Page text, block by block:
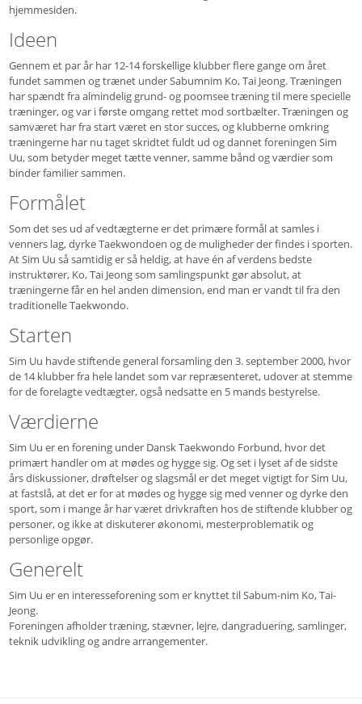
hjemmesiden.
Ideen
Gennem et par år har 12-14 forskellige klubber flere gange om året
fundet sammen og trænet under Sabumnim Ko, Tai Jeong. Træningen
har spændt fra almindelig grund- og poomsee træning til mere specielle
træninger, og var i første omgang rettet mod sortbælter. Træningen og
samværet har fra start været en stor succes, og klubberne omkring
træningerne har nu taget skridtet fuldt ud og dannet foreningen Sim
Uu, som betyder meget tætte venner, samme bånd og værdier som
binder familier sammen.
Formålet
Som det ses ud af vedtægterne er det primære formål at samles i
venners lag, dyrke Taekwondoen og de muligheder der findes i sporten.
At Sim Uu så samtidig er så heldig, at have én af verdens bedste
instruktører, Ko, Tai Jeong som samlingspunkt gør absolut, at
træningerne får en hel anden dimension, end man er vandt til fra den
traditionelle Taekwondo.
Starten
Sim Uu havde stiftende general forsamling den 3. september 2000, hvor
de 14 klubber fra hele landet som var repræsenteret, udover at stemme
for de forelagte vedtægter, også nedsatte en 5 mands bestyrelse.
Værdierne
Sim Uu er en forening under Dansk Taekwondo Forbund, hvor det
primært handler om at mødes og hygge sig. Og set i lyset af de sidste
års diskussioner, drøftelser og slagsmål er det meget vigtigt for Sim Uu,
at fastslå, at det er for at mødes og hygge sig med venner og dyrke den
sport, som i mange år har været drivkraften hos de stiftende klubber og
personer, og ikke at diskuterer økonomi, mesterproblematik og
personlige opgør.
Generelt
Sim Uu er en interesseforening som er knyttet til Sabum-nim Ko, Tai-
Jeong.
Foreningen afholder træning, stævner, lejre, dangraduering, samlinger,
teknik udvikling og andre arrangementer.